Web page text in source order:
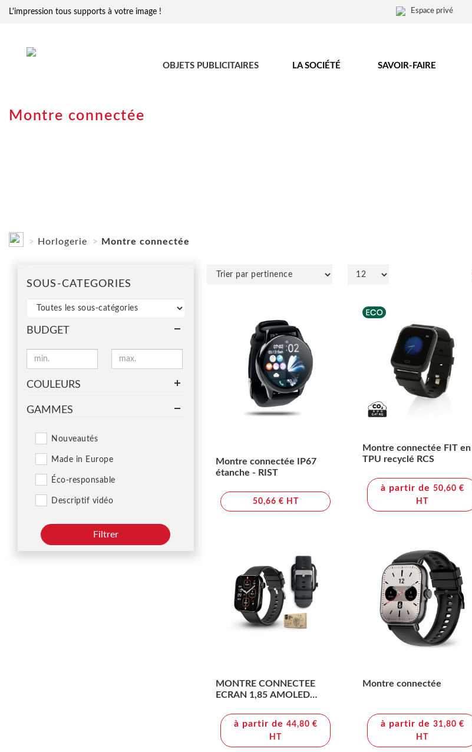
L'impression tous supports à votre image ! Espace privé
OBJETS PUBLICITAIRES LA SOCIÉTÉ SAVOIR-FAIRE
Montre connectée
Horlogerie Montre connectée
SOUS-CATEGORIES
BUDGET
COULEURS
GAMMES
Nouveautés
Made in Europe
Éco-responsable
Descriptif vidéo
Filtrer
Montre connectée IP67
étanche - RIST
50,66 € HT
Montre connectée FIT en
TPU recyclé RCS
à partir de 50,60 €
HT
MONTRE CONNECTEE
ECRAN 1,85 AMOLED
à partir de 44,80 €
HT
Montre connectée
à partir de 31,80 €
HT